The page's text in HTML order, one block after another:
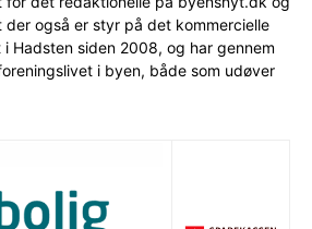
der også er styr på det kommercielle
Hadsten siden 2008, og har gennem
i byen, både som udøver